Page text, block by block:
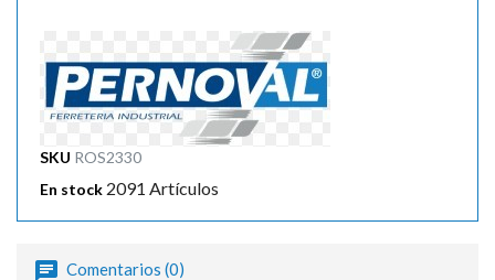
SKU ROS2330
En stock 2091 Artículos
Comentarios (0)